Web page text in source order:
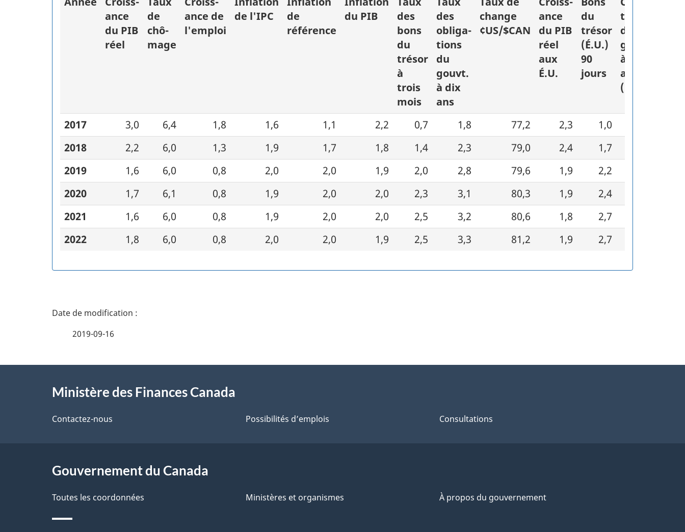
ance
du PIB
réel
de
chô-
mage
ance de
l'emploi
de l'IPC
de
référence
du PIB
des
bons
du
trésor
à
trois
mois
des
obliga-
tions
du
gouvt.
à dix
ans
change
¢US/$CAN
ance
du PIB
réel
aux
É.U.
du
trésor
(É.U.)
90
jours
tions
du
gouvt.
à dix
ans
(É.U.)
2017 3,0 6,4 1,8 1,6 1,1 2,2 0,7 1,8 77,2 2,3 1,0
2018
2,2 6,0 1,3 1,9 1,7 1,8 1,4 2,3 79,0 2,4 1,7
2019
1,6 6,0 0,8 2,0 2,0 1,9 2,0 2,8 79,6 1,9 2,2
2020
1,7 6,1 0,8 1,9 2,0 2,0 2,3 3,1 80,3 1,9 2,4
2021
1,6 6,0 0,8 1,9 2,0 2,0 2,5 3,2 80,6 1,8 2,7
2022
1,8 6,0 0,8 2,0 2,0 1,9 2,5 3,3 81,2 1,9 2,7
D
a
d
e
l
2019-09-16
proposMinistère des Finances Canada
Contactez-nous Possibilités d’emplois Consultations
Gouvernement du Canada
Toutes les coordonnées Ministères et organismes À propos du gouvernement